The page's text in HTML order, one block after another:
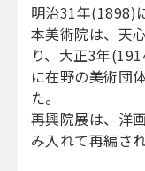
明治31年(1898)
本美術院は、天
り、大正3年
に在野の美術団
た。
再興院展は、洋
み入れて再編され